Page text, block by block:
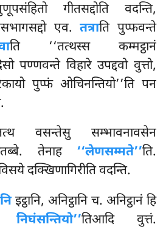
गीतसद्दोति वदन्ति,
एव.तत्राति पुप्फवन्ते
ति ‘‘तत्थस्स कम्मट्ठानं
पण्णवन्ते विहारे उपद्दवो वुत्तो,
पुप्फं ओचिनन्तियो’’ति पन
वसन्तेसु सम्भावनावसेन
तेनाह ‘‘लेणसम्मते’’ति.
दक्खिणागिरीति वदन्ति.
इट्ठानि, अनिट्ठानि च. अनिट्ठानं हि
निघंसन्तियो’’तिआदि वुत्तं.